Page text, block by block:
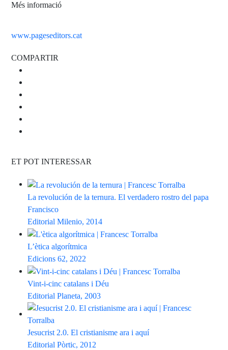
Més informació
www.pageseditors.cat
COMPARTIR
ET POT INTERESSAR
La revolución de la ternura. El verdadero rostro del papa
Francisco
Editorial Milenio, 2014
L’ètica algorítmica
Edicions 62, 2022
Vint-i-cinc catalans i Déu
Editorial Planeta, 2003
Jesucrist 2.0. El cristianisme ara i aquí
Editorial Pòrtic, 2012